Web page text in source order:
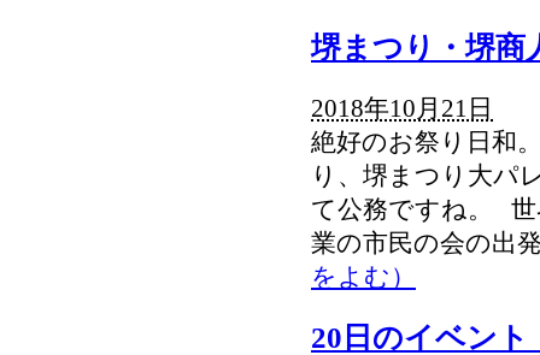
堺まつり・堺
2018年10月21日
絶好のお祭り日和
り、堺まつり大パ
て公務ですね。 世
業の市民の会の出
をよむ）
20日のイベン